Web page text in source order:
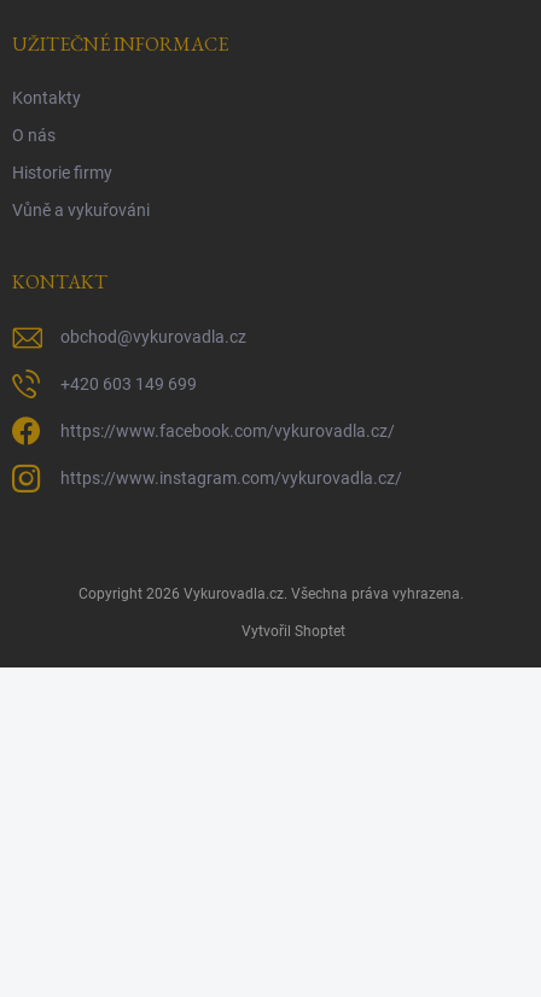
UŽITEČNÉ INFORMACE
Kontakty
O nás
Historie firmy
Vůně a vykuřováni
KONTAKT
obchod@vykurovadla.cz
+420 603 149 699
https://www.facebook.com/vykurovadla.cz/
https://www.instagram.com/vykurovadla.cz/
Vytvořil Shoptet
Copyright 2026 Vykurovadla.cz. Všechna práva vyhrazena.